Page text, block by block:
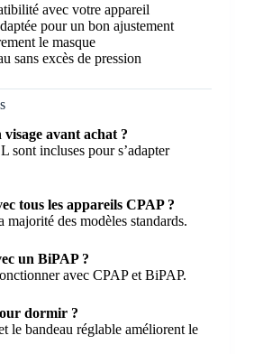
avec votre appareil
pour un bon ajustement
le masque
sans excès de pression
avant achat ?
sont incluses pour s’adapter
tous les appareils CPAP ?
des modèles standards.
un BiPAP ?
avec CPAP et BiPAP.
dormir ?
le bandeau réglable améliorent le